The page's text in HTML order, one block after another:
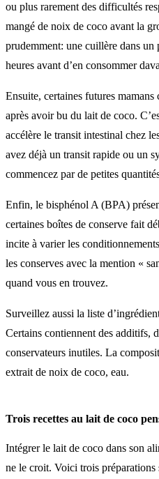
ou plus rarement des difficultés
mangé de noix de coco avant la
prudemment: une cuillère dans
heures avant d’en consommer
Ensuite, certaines futures
après avoir bu du lait de coco.
accélère le transit intestinal chez
avez déjà un transit rapide ou un
commencez par de petites
Enfin, le bisphénol A (BPA)
certaines boîtes de conserve fait
incite à varier les
les conserves avec la mention «
quand vous en trouvez.
Surveillez aussi la liste
Certains contiennent des additifs,
conservateurs inutiles. La
extrait de noix de coco, eau.
Trois recettes au lait de coco
Intégrer le lait de coco dans son
ne le croit. Voici trois